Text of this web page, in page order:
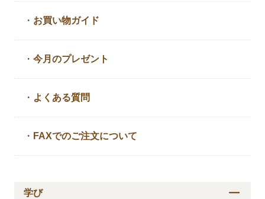
・ お買い物ガイド
・今月のプレゼント
・ よくある質問
・ FAXでのご注文について
学び